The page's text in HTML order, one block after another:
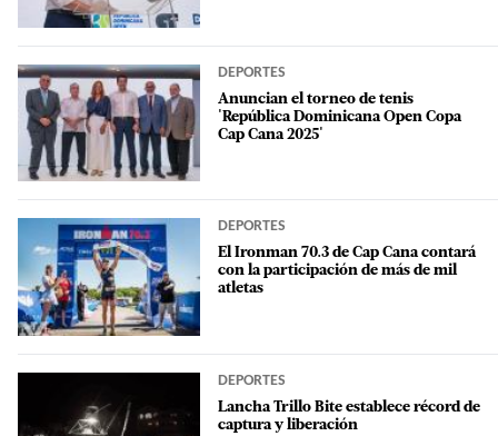
DEPORTES
Anuncian el torneo de tenis
'República Dominicana Open Copa
Cap Cana 2025'
DEPORTES
El Ironman 70.3 de Cap Cana contará
con la participación de más de mil
atletas
DEPORTES
Lancha Trillo Bite establece récord de
captura y liberación